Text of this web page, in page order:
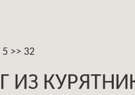
5 >> 32
ИЗ